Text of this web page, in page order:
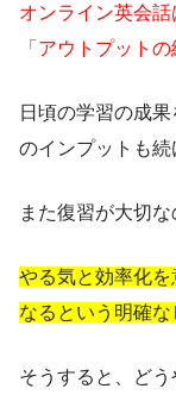
オンライン英会話
「アウトプット
日頃の学習の成
のインプットも続
また復習が大切
やる気と効率化を
なる という明確な
そうすると、ど